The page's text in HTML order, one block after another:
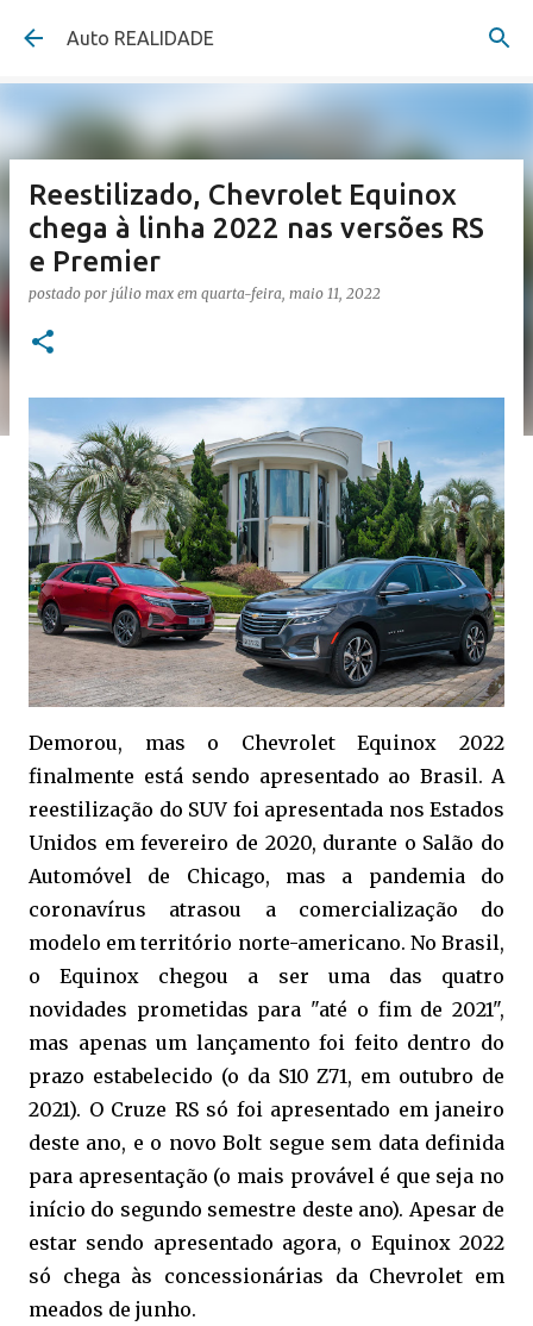
Pular para o conteúdo principal
Auto REALIDADE
Reestilizado, Chevrolet Equinox
chega à linha 2022 nas versões RS
e Premier
postado por júlio max em quarta-feira, maio 11, 2022
Demorou, mas o Chevrolet Equinox 2022
finalmente está sendo apresentado ao Brasil. A
reestilização do SUV foi apresentada nos Estados
Unidos em fevereiro de 2020, durante o Salão do
Automóvel de Chicago, mas a pandemia do
coronavírus atrasou a comercialização do
modelo em território norte-americano. No Brasil,
o Equinox chegou a ser uma das quatro
novidades prometidas para "até o fim de 2021",
mas apenas um lançamento foi feito dentro do
prazo estabelecido (o da S10 Z71, em outubro de
2021). O Cruze RS só foi apresentado em janeiro
deste ano, e o novo Bolt segue sem data definida
para apresentação (o mais provável é que seja no
início do segundo semestre deste ano). Apesar de
estar sendo apresentado agora, o Equinox 2022
só chega às concessionárias da Chevrolet em
meados de junho.